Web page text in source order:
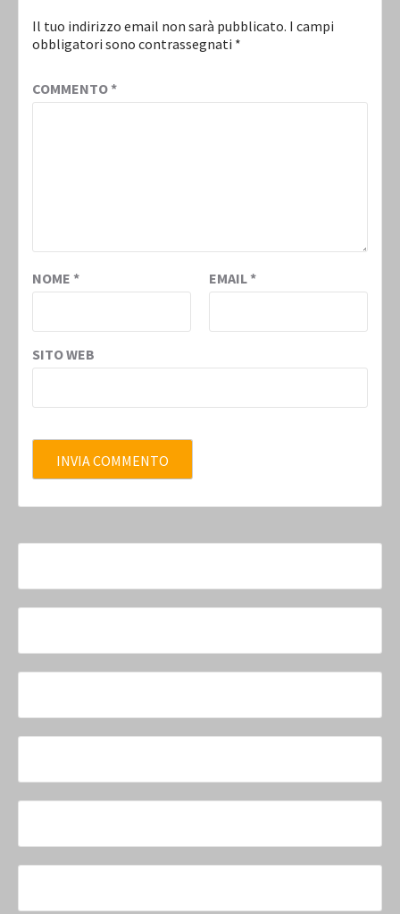
Il tuo indirizzo email non sarà pubblicato. I campi
obbligatori sono contrassegnati *
COMMENTO*
NOME * EMAIL*
SITO WEB